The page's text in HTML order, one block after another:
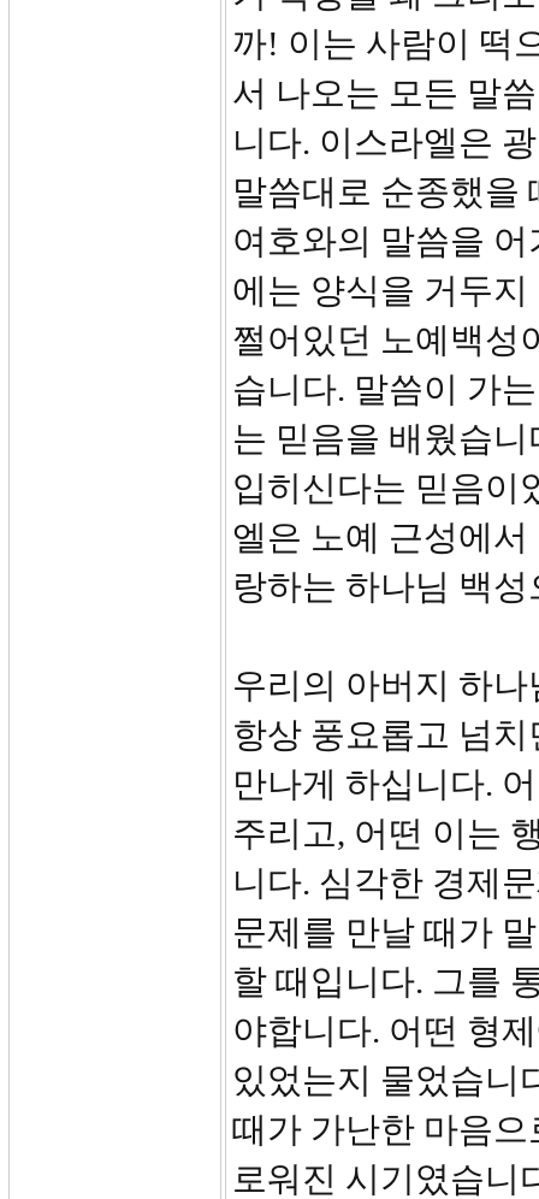
까! 이는 사람이 떡
서 나오는 모든 말
니다. 이스라엘은
말씀대로 순종했을
여호와의 말씀을
에는 양식을 거두
쩔어있던 노예백성
습니다. 말씀이 가
는 믿음을 배웠습
입히신다는 믿음이
엘은 노예 근성에
랑하는 하나님 백
우리의 아버지 하
항상 풍요롭고 넘
만나게 하십니다.
주리고, 어떤 이는
니다. 심각한 경제
문제를 만날 때가
할 때입니다. 그를
야합니다. 어떤 형
있었는지 물었습니
때가 가난한 마음
로워진 시기였습니